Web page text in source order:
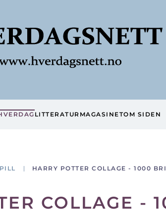
LITTERATUR MAGASINETOM SIDEN
HARRY POTTER COLLAGE - 1000
COLLAGE -